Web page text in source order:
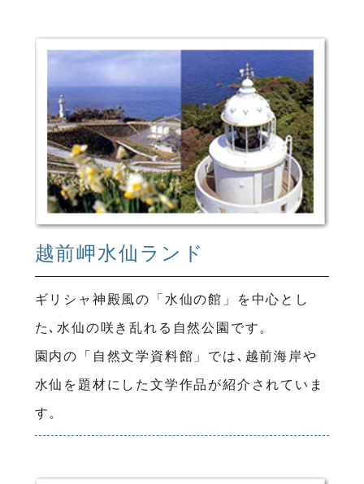
越前岬水仙ランド
ギリシャ神殿風の「水仙の館」を中心とし
た､水仙の咲き乱れる自然公園です。
園内の「自然文学資料館」では､越前海岸や
水仙を題材にした文学作品が紹介されていま
す。